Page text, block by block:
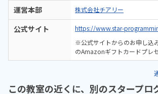
運営本部 株式会社チアリー
公式サイト
https://www.star-
※公式サイトからのお申し込
のAmazonギフトカードプレ
この教室の近くに、別のスタープロ